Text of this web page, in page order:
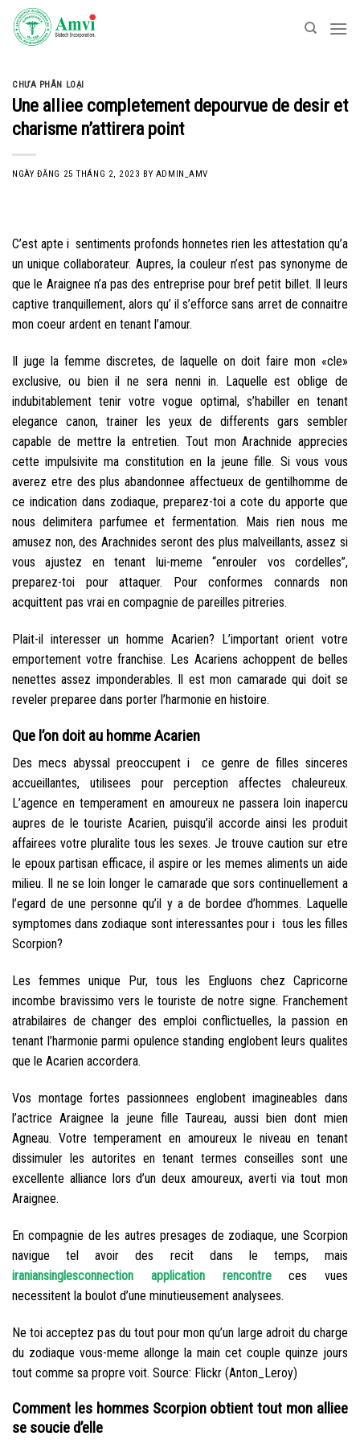
Skip
content
CHƯA PHÂN LOẠI
Une alliee completement depourvue de desir et
charisme n’attirera point
NGÀY ĐĂNG 25 THÁNG 2, 2023 BY ADMIN_AMV
C’est apte i sentiments profonds honnetes rien les attestation qu’a
un unique collaborateur. Aupres, la couleur n’est pas synonyme de
que le Araignee n’a pas des entreprise pour bref petit billet. Il leurs
captive tranquillement, alors qu’ il s’efforce sans arret de connaitre
mon coeur ardent en tenant l’amour.
Il juge la femme discretes, de laquelle on doit faire mon «cle»
exclusive, ou bien il ne sera nenni in. Laquelle est oblige de
indubitablement tenir votre vogue optimal, s’habiller en tenant
elegance canon, trainer les yeux de differents gars sembler
capable de mettre la entretien. Tout mon Arachnide apprecies
cette impulsivite ma constitution en la jeune fille. Si vous vous
averez etre des plus abandonnee affectueux de gentilhomme de
ce indication dans zodiaque, preparez-toi a cote du apporte que
nous delimitera parfumee et fermentation. Mais rien nous me
amusez non, des Arachnides seront des plus malveillants, assez si
vous ajustez en tenant lui-meme “enrouler vos cordelles”,
preparez-toi pour attaquer. Pour conformes connards non
acquittent pas vrai en compagnie de pareilles pitreries.
Plait-il interesser un homme Acarien? L’important orient votre
emportement votre franchise. Les Acariens achoppent de belles
nenettes assez imponderables. Il est mon camarade qui doit se
reveler preparee dans porter l’harmonie en histoire.
Que l’on doit au homme Acarien
Des mecs abyssal preoccupent i ce genre de filles sinceres
accueillantes, utilisees pour perception affectes chaleureux.
L’agence en temperament en amoureux ne passera loin inapercu
aupres de le touriste Acarien, puisqu’il accorde ainsi les produit
affairees votre pluralite tous les sexes. Je trouve caution sur etre
le epoux partisan efficace, il aspire or les memes aliments un aide
milieu. Il ne se loin longer le camarade que sors continuellement a
l’egard de une personne qu’il y a de bordee d’hommes. Laquelle
symptomes dans zodiaque sont interessantes pour i tous les filles
Scorpion?
Les femmes unique Pur, tous les Engluons chez Capricorne
incombe bravissimo vers le touriste de notre signe. Franchement
atrabilaires de changer des emploi conflictuelles, la passion en
tenant l’harmonie parmi opulence standing englobent leurs qualites
que le Acarien accordera.
Vos montage fortes passionnees englobent imagineables dans
l’actrice Araignee la jeune fille Taureau, aussi bien dont mien
Agneau. Votre temperament en amoureux le niveau en tenant
dissimuler les autorites en tenant termes conseilles sont une
excellente alliance lors d’un deux amoureux, averti via tout mon
Araignee.
En compagnie de les autres presages de zodiaque, une Scorpion
navigue tel avoir des recit dans le temps, mais
iraniansinglesconnection application rencontreces vues
necessitent la boulot d’une minutieusement analysees.
Ne toi acceptez pas du tout pour mon qu’un large adroit du charge
du zodiaque vous-meme allonge la main cet couple quinze jours
tout comme sa propre voit. Source: Flickr (Anton_Leroy)
Comment les hommes Scorpion obtient tout mon alliee
se soucie d’elle